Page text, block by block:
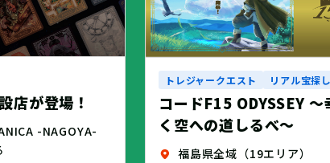
店が登場！
-NAGOYA-
トレジャークエスト リアル宝探し
コードF15 ODYSSEY ～
く空への道しるべ～
福島県全域（19エリア）